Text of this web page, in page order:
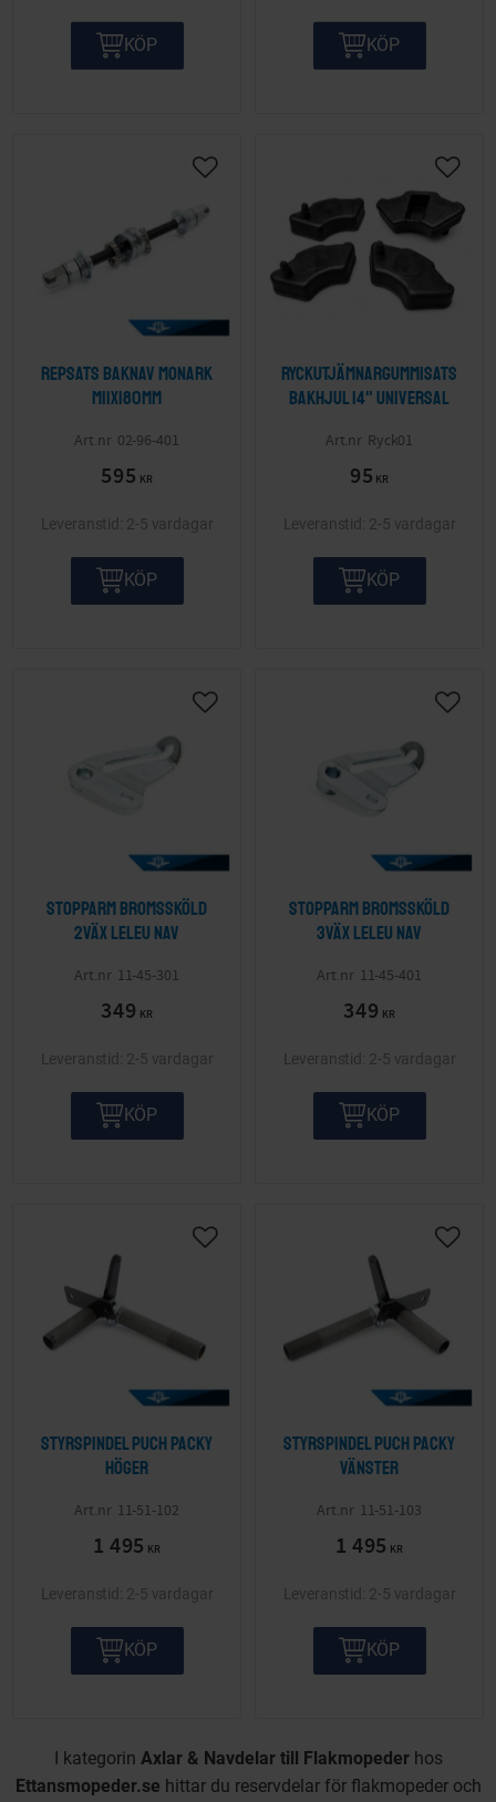
KÖP KÖP
Repsats baknav Monark
M11x180mm
02-96-401
595 KR
Lägg till i önskelista
2-5 vardagar
KÖP
Ryckutjämnargummisats
bakhjul 14" Universal
Ryck01
95 KR
Lägg
2-5 vardagar
KÖP
Stopparm bromssköld
2väx Leleu nav
11-45-301
349 KR
Lägg till i önskelista
2-5 vardagar
KÖP
Stopparm bromssköld
3väx Leleu nav
11-45-401
349 KR
Lägg
2-5 vardagar
KÖP
Styrspindel Puch Packy
höger
11-51-102
1 495 KR
Lägg till i önskelista
2-5 vardagar
KÖP
Styrspindel Puch Packy
vänster
11-51-103
1 495 KR
Lägg
2-5 vardagar
KÖP
I kategorin Axlar & Navdelar till Flakmopederhos
Ettansmopeder.se hittar du reservdelar för flakmopeder och